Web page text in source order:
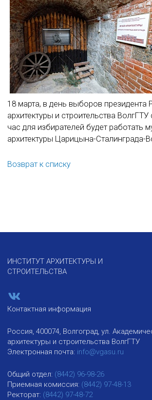
18 марта, в день выборов президента
архитектуры и строительства
час для избирателей будет работать
архитектуры Царицына-Сталинграда-
Возврат к списку
ИНСТИТУТ АРХИТЕКТУРЫ И
СТРОИТЕЛЬСТВА
Контактная информация
Россия, 400074, Волгоград, ул.
архитектуры и строительства ВолгГТУ
Электронная почта: info@vgasu.ru
Общий отдел: (8442) 96-98-26
Приемная комиссия: (8442) 97-48-13
Ректорат: (8442) 97-48-72